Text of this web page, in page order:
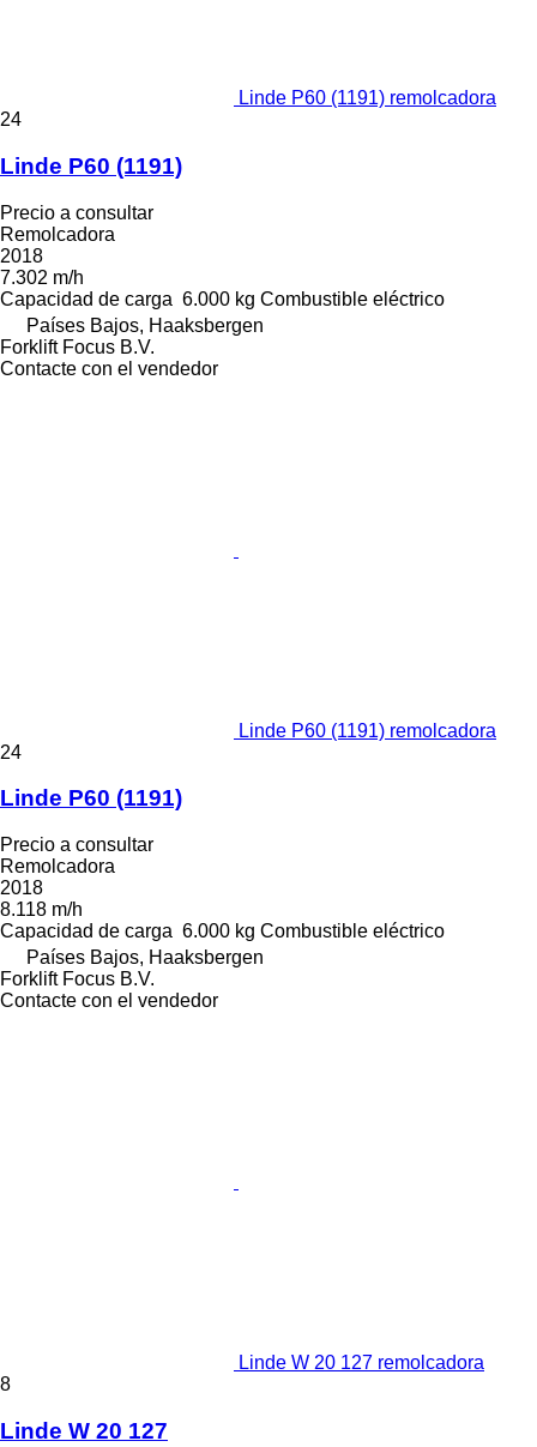
Linde P60 (1191) remolcadora
24
Linde P60 (1191)
Precio a consultar
Remolcadora
2018
7.302 m/h
Capacidad de carga 6.000 kg Combustible eléctrico
Países Bajos, Haaksbergen
Forklift Focus B.V.
Contacte con el vendedor
Linde P60 (1191) remolcadora
24
Linde P60 (1191)
Precio a consultar
Remolcadora
2018
8.118 m/h
Capacidad de carga 6.000 kg Combustible eléctrico
Países Bajos, Haaksbergen
Forklift Focus B.V.
Contacte con el vendedor
Linde W 20 127 remolcadora
8
Linde W 20 127